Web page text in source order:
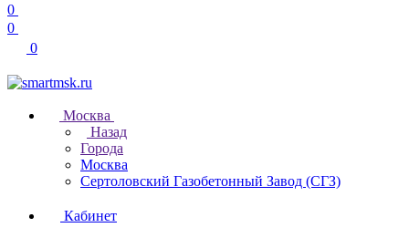
0
0
0
Москва
Назад
Города
Москва
Сертоловский Газобетонный Завод (СГЗ)
Кабинет